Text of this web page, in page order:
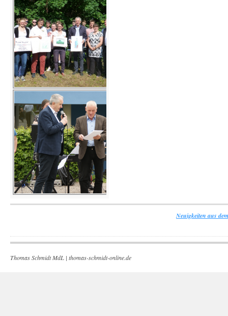
Neuigkeiten aus
Thomas Schmidt MdL | thomas-schmidt-online.de